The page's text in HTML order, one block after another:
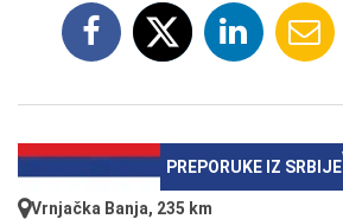
PREPORUKE IZ SRBIJE
Vrnjačka Banja, 235 km